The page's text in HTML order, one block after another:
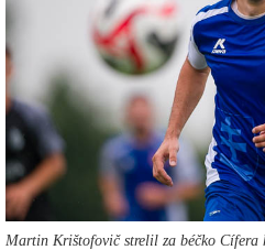
Martin Krištofovič strelil za béčko